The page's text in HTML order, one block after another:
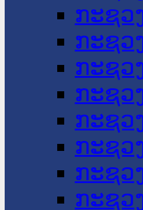
ກະຊວ
ກະຊວ
ກະຊວ
ກະຊວ
ກະຊວ
ກະຊວ
ກະຊວ
ກະຊວ